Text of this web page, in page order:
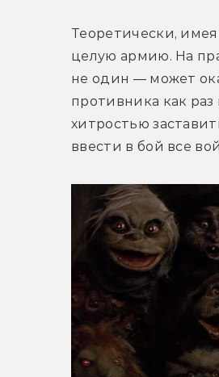
Теоретически,
целую армию. На
не один — может
противника как
хитростью
ввести в бой все